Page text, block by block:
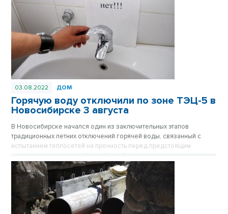
03.08.2022 ДОМ
Горячую воду отключили по зоне ТЭЦ-5 в
Новосибирске 3 августа
В Новосибирске начался один из заключительных этапов
традиционных летних отключений горячей воды, связанный с
испытанием теплосетей на прочность перед предстоящим
отопительным сезоном. На сей раз без привычного городского
комфорта остались десятки тысяч людей, чьи дома подключены к
зоне теплоснабжения ТЭЦ-5. Кому предстоит греть воду в
чайниках и кастрюлях в ближайшие 12 дней – полный список
отключений горячей воды по улицам.